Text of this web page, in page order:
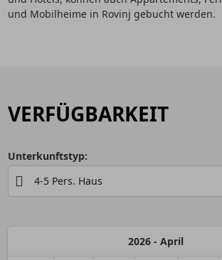
und Mobilheime in Rovinj gebucht werden.
VERFÜGBARKEIT
Unterkunftstyp:
2026 - April